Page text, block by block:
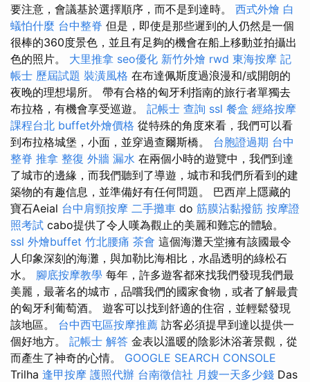
要注意，會議基於選擇順序，而不是到達時。 西式外燴 白
蟻怕什麼 台中整脊 但是，即使是那些遲到的人仍然是一個
很棒的360度景色，並且有足夠的機會在船上移動並拍攝出
色的照片。 大里推拿 seo優化 新竹外燴 rwd 東海按摩 記
帳士 歷屆試題 裝潢風格 在布達佩斯度過浪漫和/或開朗的
夜晚的理想場所。 帶有合格的匈牙利指南的旅行者單獨去
布拉格，有機會享受巡遊。 記帳士 查詢 ssl 餐盒 經絡按摩
課程台北 buffet外燴價格 從特殊的角度來看，我們可以看
到布拉格城堡，小面，並穿過查爾斯橋。 台胞證過期 台中
整脊 推拿 整復 外牆 漏水 在兩個小時的遊覽中，我們到達
了城市的邊緣，而我們聽到了導遊，城市和我們所看到的建
築物的有趣信息，並準備好有任何問題。 巴西岸上隱藏的
寶石Aeial 台中肩頸按摩 二手攤車 do 筋膜沾黏撥筋 按摩證
照考試 cabo提供了令人嘆為觀止的美麗和難忘的體驗。
ssl 外燴buffet 竹北腰痛 茶會 這個海灘天堂擁有該國最令
人印象深刻的海灘，與加勒比海相比，水晶透明的綠松石
水。 腳底按摩教學 每年，許多遊客都來找我們發現我們最
美麗，最著名的城市，品嚐我們的國家食物，或者了解最貴
的匈牙利葡萄酒。 遊客可以找到舒適的住宿，並輕鬆發現
該地區。 台中西屯區按摩推薦 訪客必須提早到達以提供一
個好地方。 記帳士 解答 金表以溫暖的陰影沐浴著景觀，從
而產生了神奇的心情。 GOOGLE SEARCH CONSOLE
Trilha 逢甲按摩 護照代辦 台南徵信社 月嫂一天多少錢 Das